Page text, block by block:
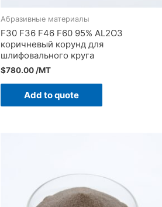
Абразивные материалы
F30 F36 F46 F60 95% AL2O3
коричневый корунд для
шлифовального круга
$780.00 /MT
Add to quote